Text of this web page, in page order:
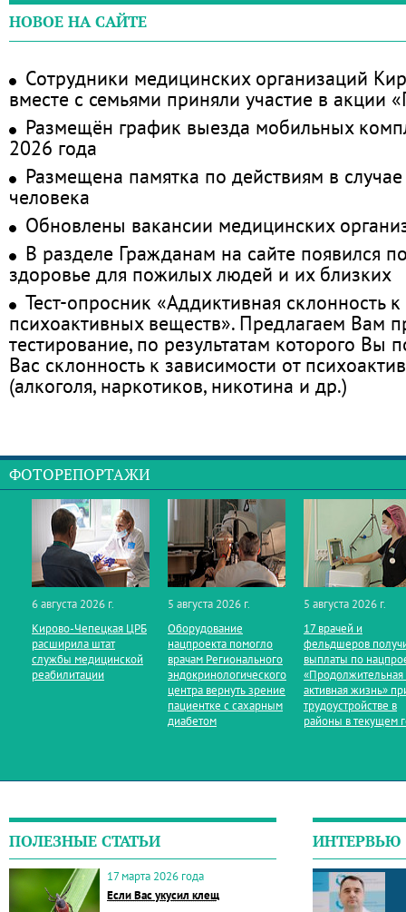
НОВОЕ НА САЙТЕ
Сотрудники медицинских организаций
вместе с семьями приняли участие в акции
Размещён график выезда мобильных
2026 года
Размещена памятка по действиям в
человека
Обновлены вакансии медицинских
В разделе Гражданам на сайте появился
здоровье для пожилых людей и их близких
Тест-опросник «Аддиктивная склонность
психоактивных веществ». Предлагаем Вам
тестирование, по результатам которого Вы
Вас склонность к зависимости от
(алкоголя, наркотиков, никотина и др.)
ФОТОРЕПОРТАЖИ
6 августа 2026 г.
Кирово‑Чепецкая ЦРБ
расширила штат
службы медицинской
реабилитации
5 августа 2026 г.
Оборудование
нацпроекта помогло
врачам Регионального
эндокринологического
центра вернуть зрение
пациентке с сахарным
диабетом
5 августа 2026 г.
17 врачей и
фельдшеров
выплаты по
«Продолжительная
активная жизнь»
трудоустройстве в
районы в текущем
ПОЛЕЗНЫЕ СТАТЬИ
17 марта 2026 года
Если Вас укусил клещ
ИНТЕРВЬЮ